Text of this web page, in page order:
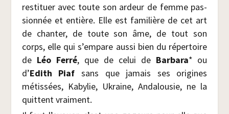
res­ti­tuer avec toute son ardeur de femme pas­
sion­née et entière. Elle est fami­lière de cet art
de chan­ter, de toute son âme, de tout son
corps, elle qui s’empare aus­si bien du réper­toire
de Léo Fer­ré, que de celui de Bar­ba­ra* ou
d’Edith Piaf sans que jamais ses ori­gines
métis­sées, Kaby­lie, Ukraine, Anda­lou­sie, ne la
quittent vraiment.